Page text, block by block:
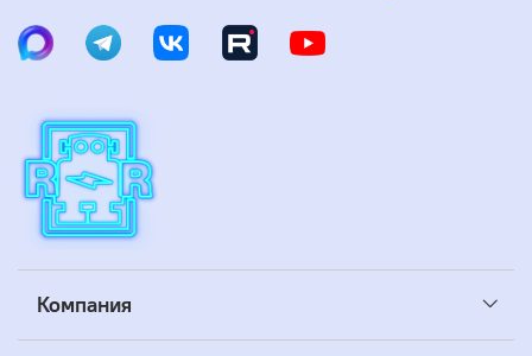
Компания